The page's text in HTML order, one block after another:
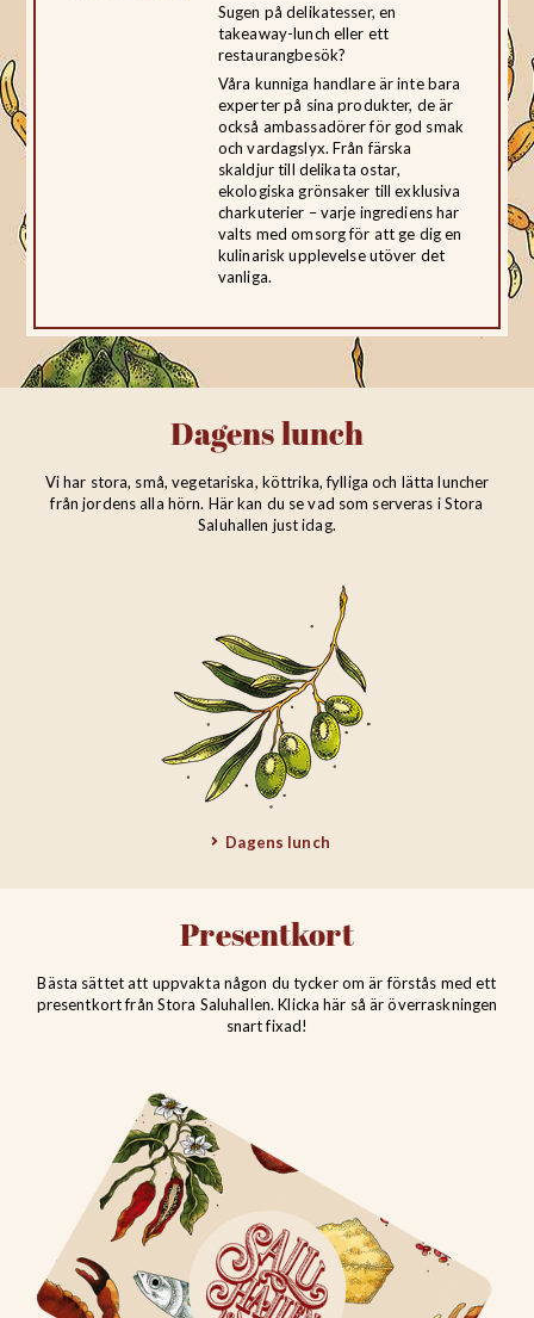
Sugen på delikatesser, en
takeaway-lunch eller ett
restaurangbesök?
Våra kunniga handlare är inte bara
experter på sina produkter, de är
också ambassadörer för god smak
och vardagslyx. Från färska
skaldjur till delikata ostar,
ekologiska grönsaker till exklusiva
charkuterier – varje ingrediens har
valts med omsorg för att ge dig en
kulinarisk upplevelse utöver det
vanliga.
Dagens lunch
Vi har stora, små, vegetariska, köttrika, fylliga och lätta luncher
från jordens alla hörn. Här kan du se vad som serveras i Stora
Saluhallen just idag.
Dagens lunch
Presentkort
Bästa sättet att uppvakta någon du tycker om är förstås med ett
presentkort från Stora Saluhallen. Klicka här så är överraskningen
snart fixad!